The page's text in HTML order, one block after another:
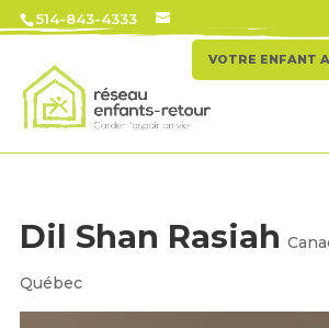
514-843-4333
VOTRE ENFANT
Dil Shan Rasiah
Québec